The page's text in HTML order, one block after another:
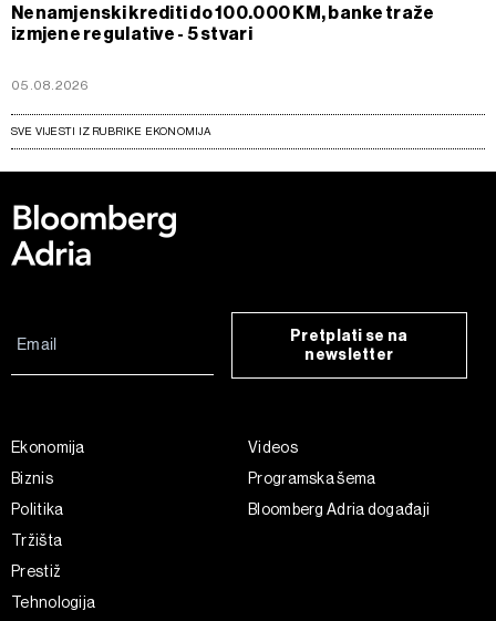
Nenamjenski krediti do 100.000 KM, banke traže
izmjene regulative - 5 stvari
05.08.2026
SVE VIJESTI IZ RUBRIKE EKONOMIJA
Pretplati se na
newsletter
Ekonomija
Biznis
Politika
Tržišta
Prestiž
Tehnologija
Videos
Programska šema
Bloomberg Adria događaji